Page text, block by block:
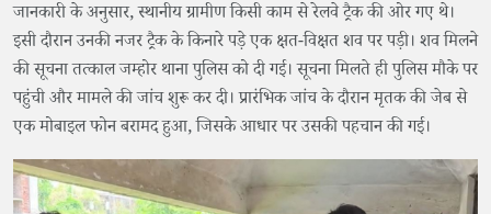
जानकारी के अनुसार, स्थानीय ग्रामीण किसी काम से रेलवे ट्रैक की ओर गए थे।
इसी दौरान उनकी नजर ट्रैक के किनारे पड़े एक क्षत-विक्षत शव पर पड़ी। शव मिलने
की सूचना तत्काल जम्होर थाना पुलिस को दी गई। सूचना मिलते ही पुलिस मौके पर
पहुंची और मामले की जांच शुरू कर दी। प्रारंभिक जांच के दौरान मृतक की जेब से
एक मोबाइल फोन बरामद हुआ, जिसके आधार पर उसकी पहचान की गई।